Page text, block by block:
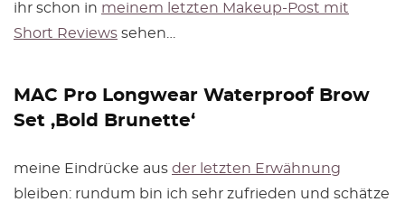
ihr schon in meinem letzten Makeup-Post mit
Short Reviews sehen…
MAC Pro Longwear Waterproof Brow
Set ‚Bold Brunette‘
meine Eindrücke aus der letzten Erwähnung
bleiben: rundum bin ich sehr zufrieden und schätze